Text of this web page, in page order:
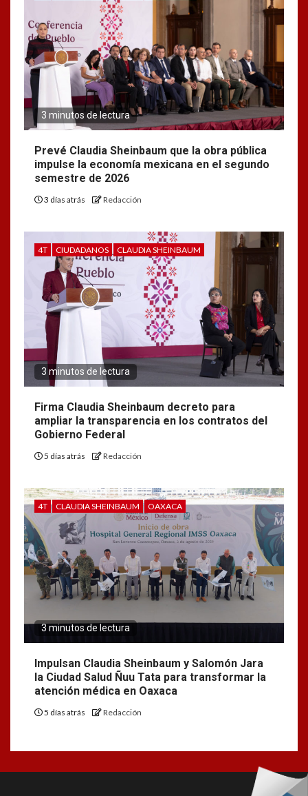
3 minutos de lectura
Prevé Claudia Sheinbaum que la obra pública
impulse la economía mexicana en el segundo
semestre de 2026
3 días atrás Redacción
4T CIUDADANOS CLAUDIA SHEINBAUM
3 minutos de lectura
Firma Claudia Sheinbaum decreto para
ampliar la transparencia en los contratos del
Gobierno Federal
5 días atrás Redacción
4T CLAUDIA SHEINBAUM OAXACA
3 minutos de lectura
Impulsan Claudia Sheinbaum y Salomón Jara
la Ciudad Salud Ñuu Tata para transformar la
atención médica en Oaxaca
5 días atrás Redacción